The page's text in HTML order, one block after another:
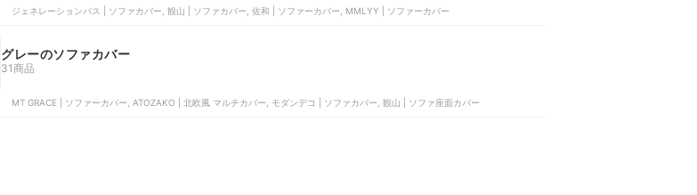
ジェネレーションパス | ソファカバー, 観山 | ソファカバー, 佐和 | ソファーカバー, ‎MMLYY | ソファーカバー
グレーのソファカバー
31商品
MT GRACE | ソファーカバー, ATOZAKO | 北欧風 マルチカバー, モダンデコ | ソファカバー, 観山 | ソファ座面カバー